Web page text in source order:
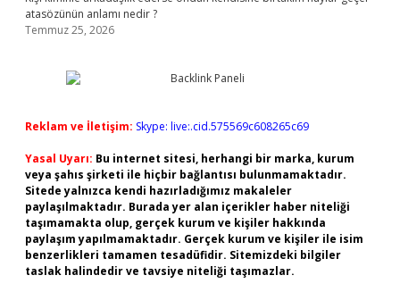
atasözünün anlamı nedir ?
Temmuz 25, 2026
Reklam ve İletişim: Skype: live:.cid.575569c608265c69
Yasal Uyarı: Bu internet sitesi, herhangi bir marka, kurum
veya şahıs şirketi ile hiçbir bağlantısı bulunmamaktadır.
Sitede yalnızca kendi hazırladığımız makaleler
paylaşılmaktadır. Burada yer alan içerikler haber niteliği
taşımamakta olup, gerçek kurum ve kişiler hakkında
paylaşım yapılmamaktadır. Gerçek kurum ve kişiler ile isim
benzerlikleri tamamen tesadüfidir. Sitemizdeki bilgiler
taslak halindedir ve tavsiye niteliği taşımazlar.